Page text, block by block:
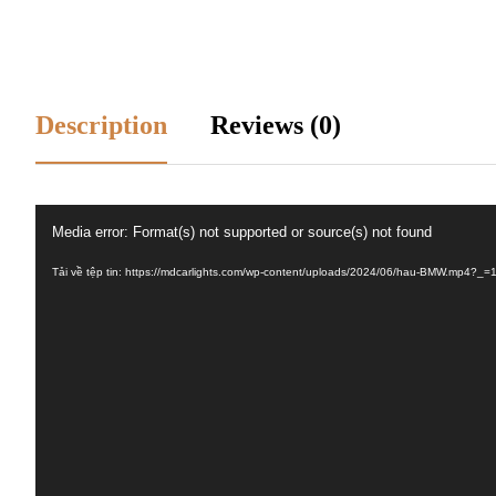
Description Reviews (0)
Video
Media error: Format(s) not supported or source(s) not found
Tải về tệp tin: https://mdcarlights.com/wp-content/uploads/2024/06/hau-BMW.mp4?_=1